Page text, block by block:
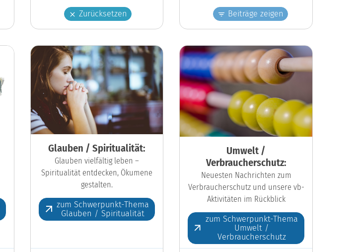
Zurücksetzen Beiträge zeigen
Glauben / Spiritualität:
Glauben vielfältig leben –
Spiritualität entdecken, Ökumene
gestalten.
zum Schwerpunkt-Thema
Glauben / Spiritualität
Umwelt /
Verbraucherschutz:
Neuesten Nachrichten zum
Verbraucherschutz und unsere vb-
Aktivitäten im Rückblick
zum Schwerpunkt-Thema
Umwelt /
Verbraucherschutz